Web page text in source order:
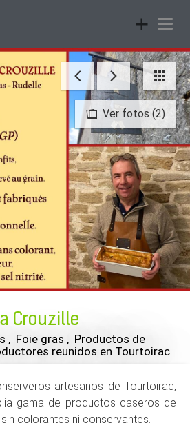
Toggle
navigation
Ver fotos (2)
Crouzille
, Foie gras , Productos de
reunidos en Tourtoirac
artesanos de Tourtoirac,
gama de productos caseros de
colorantes ni conservantes.